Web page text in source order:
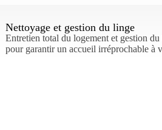
Nettoyage et gestion du linge
Entretien total du logement et gestion
pour garantir un accueil irréprochable à